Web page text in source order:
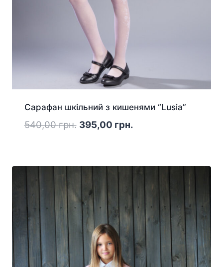
Сарафан шкільний з кишенями “Lusia”
540,00грн. Оригінальна
395,00 грн.Поточна